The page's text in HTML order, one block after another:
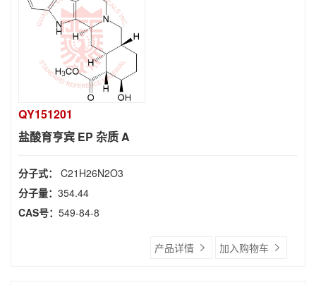
QY151201
盐酸育亨宾 EP 杂质 A
分子式： C21H26N2O3
分子量： 354.44
CAS号： 549-84-8
产品详情 加入购物车